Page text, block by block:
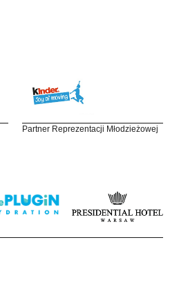
Partner Reprezentacji Młodzieżowej